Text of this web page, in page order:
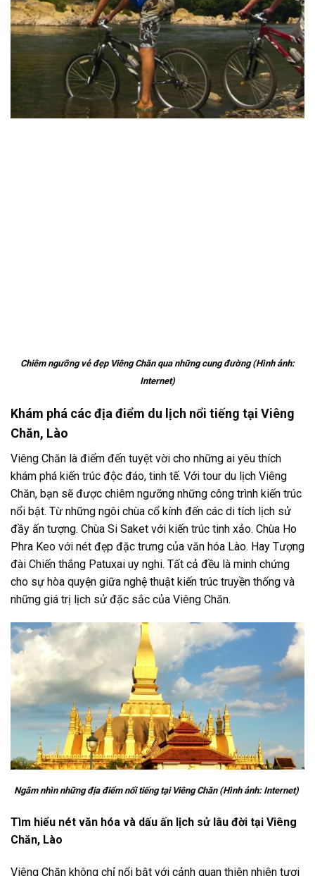
Chiêm ngưỡng vẻ đẹp Viêng Chăn qua những cung đường (Hình ảnh:
Internet)
Khám phá các địa điểm du lịch nổi tiếng tại Viêng
Chăn, Lào
Viêng Chăn là điểm đến tuyệt vời cho những ai yêu thích
khám phá kiến trúc độc đáo, tinh tế. Với tour du lịch Viêng
Chăn, bạn sẽ được chiêm ngưỡng những công trình kiến trúc
nổi bật. Từ những ngôi chùa cổ kính đến các di tích lịch sử
đầy ấn tượng. Chùa Si Saket với kiến trúc tinh xảo. Chùa Ho
Phra Keo với nét đẹp đặc trưng của văn hóa Lào. Hay Tượng
đài Chiến thắng Patuxai uy nghi. Tất cả đều là minh chứng
cho sự hòa quyện giữa nghệ thuật kiến trúc truyền thống và
những giá trị lịch sử đặc sắc của Viêng Chăn.
Ngắm nhìn những địa điểm nổi tiếng tại Viêng Chăn (Hình ảnh: Internet)
Tìm hiểu nét văn hóa và dấu ấn lịch sử lâu đời tại Viêng
Chăn, Lào
Viêng Chăn không chỉ nổi bật với cảnh quan thiên nhiên tươi